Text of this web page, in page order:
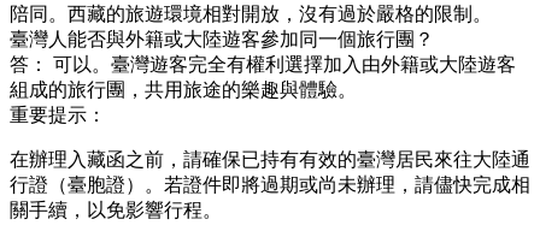
陪同。西藏的旅遊環境相對開放，沒有過於嚴格的限制。
臺灣人能否與外籍或大陸遊客參加同一個旅行團？
答： 可以。臺灣遊客完全有權利選擇加入由外籍或大陸遊客
組成的旅行團，共用旅途的樂趣與體驗。
重要提示：
在辦理入藏函之前，請確保已持有有效的臺灣居民來往大陸通
行證（臺胞證）。若證件即將過期或尚未辦理，請儘快完成相
關手續，以免影響行程。